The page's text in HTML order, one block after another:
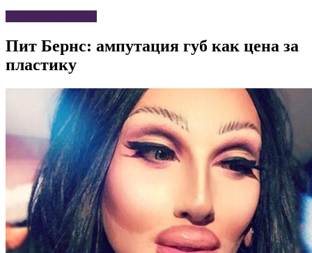
Пит Бернс: ампутация губ как цена за
пластику